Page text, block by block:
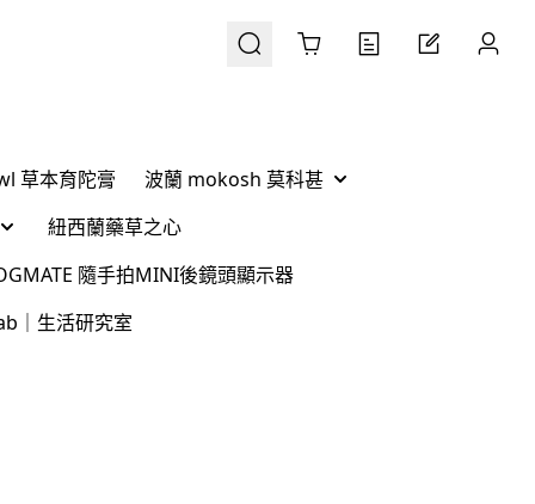
Cart
草本育陀膏
波蘭 mokosh 莫科甚
紐西蘭藥草之心
隨手拍MINI後鏡頭顯示器
｜生活研究室